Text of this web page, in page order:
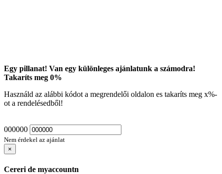
Egy pillanat! Van egy különleges ajánlatunk a számodra!
Takaríts meg 0%
Használd az alábbi kódot a megrendelői oldalon es takaríts meg x%-
ot a rendelésedből!
000000
Nem érdekel az ajánlat
×
Cereri de myaccountn